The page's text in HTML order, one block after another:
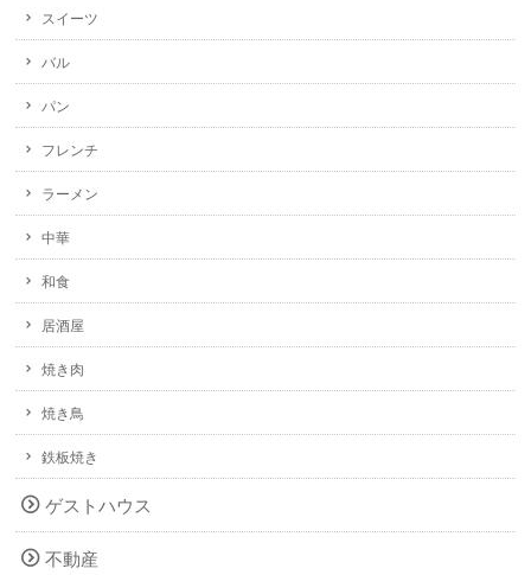
スイーツ
バル
パン
フレンチ
ラーメン
中華
和食
居酒屋
焼き肉
焼き鳥
鉄板焼き
ゲストハウス
不動産